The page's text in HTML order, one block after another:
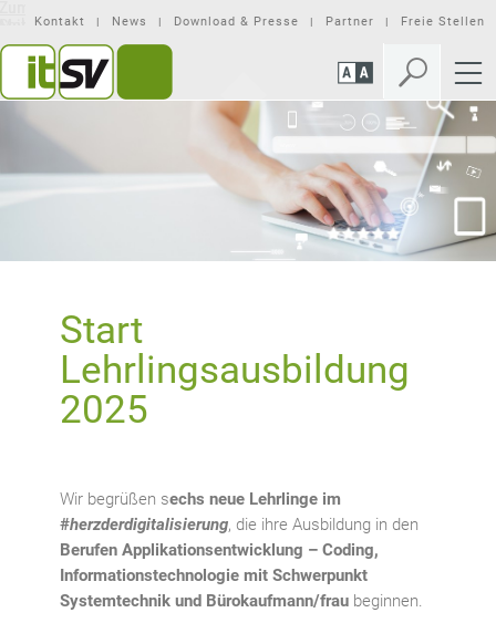
Seiteninhalt
springen
Mobilen
Navigation
springen
Kontakt News Download & Presse Partner Freie Stellen
Start
Lehrlingsausbildung
2025
Wir begrüßen sechs neue Lehrlinge im
#herzderdigitalisierung, die ihre Ausbildung in den
Berufen Applikationsentwicklung – Coding,
Informationstechnologie mit Schwerpunkt
Systemtechnik und Bürokaufmann/frau beginnen.